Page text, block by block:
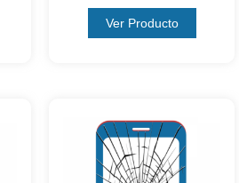
Ver Producto